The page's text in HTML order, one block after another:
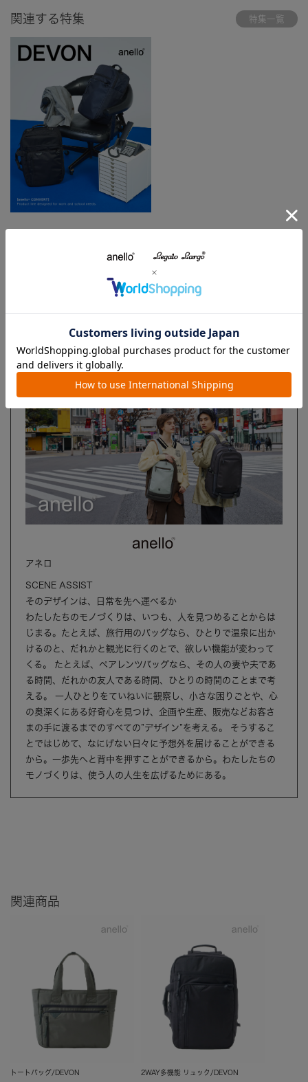
関連する特集 特集一覧
ブランド
アネロ
SCENE ASSIST
そのデザインは、日常を先へ運べるか
わたしたちのモノづくりは、いつも、人を見つめることからは
じまる。たとえば、旅行用のバッグなら、ひとりで温泉に出か
けるのと、だれかと観光に行くのとで、欲しい機能が変わって
くる。 たとえば、ペアレンツバッグなら、その人の妻や夫であ
る時間、だれかの友人である時間、ひとりの時間のことまで考
える。 一人ひとりをていねいに観察し、小さな困りごとや、心
の奥深くにある好奇心を見つけ、企画や生産、販売などお客さ
まの手に渡るまでのすべての”デザイン”を考える。 そうするこ
とではじめて、なにげない日々に予想外を届けることができる
から。一歩先へと背中を押すことができるから。わたしたちの
モノづくりは、使う人の人生を広げるためにある。
関連商品
トートバッグ/DEVON 2WAY多機能 リュック/DEVON